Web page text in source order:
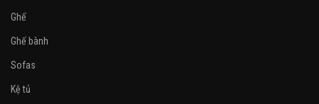
Ghế
Ghế bành
Sofas
Kệ tủ